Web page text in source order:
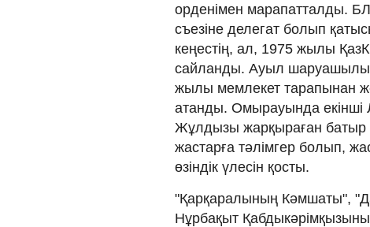
орденімен марапатталды.
съезіне делегат болып
кеңестің, ал, 1975 жылы
сайланды. Ауыл
жылы мемлекет тарапынан
атанды. Омырауында екінші
Жұлдызы жарқыраған батыр
жастарға тәлімгер болып,
өзіндік үлесін қосты.
"Қарқаралының Кәмшаты",
Нұрбақыт